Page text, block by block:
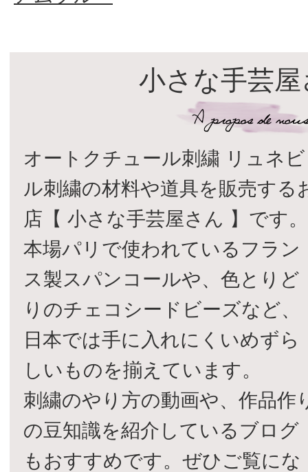
小さな手芸
オートクチュール刺繍 リュネビ
ル刺繍の材料や道具を販売する
店【 小さな手芸屋さん 】です。
本場パリで使われているフラン
ス製スパンコールや、色とりど
りのチェコシードビーズなど、
日本では手に入れにくいめずら
しいものを揃えています。
刺繍のやり方の動画や、作品作
の豆知識を紹介しているブログ
もおすすめです。ぜひご覧にな